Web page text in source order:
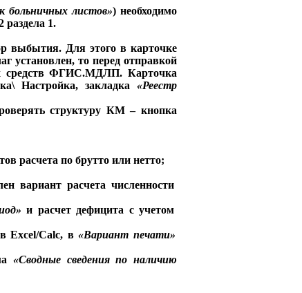
больничных листов») необходимо
1.
выбытия. Для этого в карточке
установлен, то перед отправкой
средств ФГИС.МДЛП. Карточка
Настройка, закладка «Реестр
структуру КМ – кнопка
расчета по брутто или нетто;
вариант расчета численности
и расчет дефицита с учетом
в Excel/Calc, в«Вариант печати»
«Сводные сведения по наличию